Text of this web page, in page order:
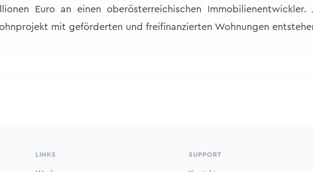
Euro an einen oberösterreichischen
mit geförderten und freifinanzierten Wohnungen
LINKS SUPPORT